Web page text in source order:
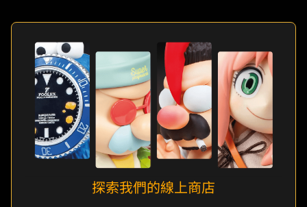
探索我們的線上商店